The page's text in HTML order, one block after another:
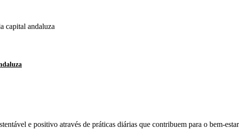
e positivo através de práticas diárias que contribuem para o bem-